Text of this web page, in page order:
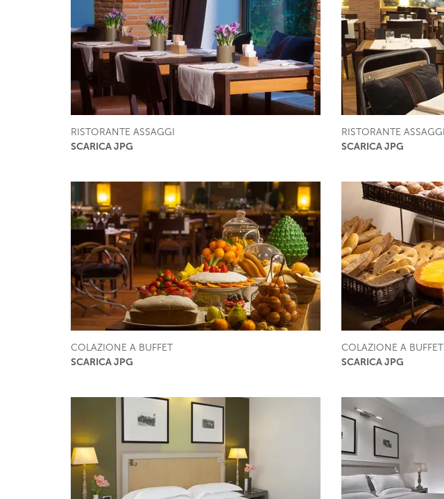
RISTORANTE ASSAGGI
SCARICA JPG
RISTORANTE ASSAGGI
SCARICA JPG
COLAZIONE A BUFFET
SCARICA JPG
COLAZIONE A BUFFET
SCARICA JPG